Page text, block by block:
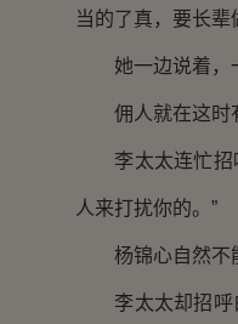
当的了真，要长辈
她一边说着，一
佣人就在这时有
李太太连忙招呼
人来打扰你的。”
杨锦心自然不能
李太太却招呼白